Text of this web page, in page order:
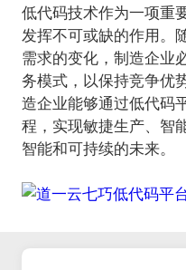
低代码技术作为一项重
发挥不可或缺的作用。
需求的变化，制造企业
务模式，以保持竞争优
造企业能够通过低代码
程，实现敏捷生产、智
智能和可持续的未来。